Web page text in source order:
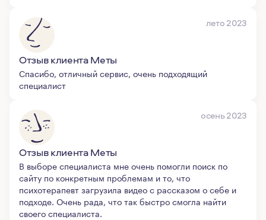
лето 2023
Отзыв клиента Меты
Спасибо, отличный сервис, очень подходящий
специалист
осень 2023
Отзыв клиента Меты
В выборе специалиста мне очень помогли поиск по
сайту по конкретным проблемам и то, что
психотерапевт загрузила видео с рассказом о себе и
подходе. Очень рада, что так быстро смогла найти
своего специалиста.